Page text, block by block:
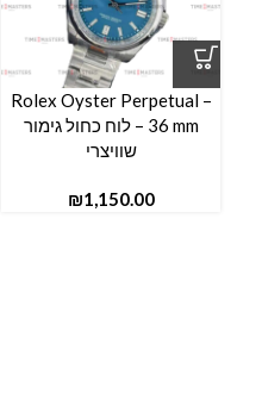
Rolex Oyster Perpetual –
36 mm – לוח כחול גימור
שוויצרי
₪